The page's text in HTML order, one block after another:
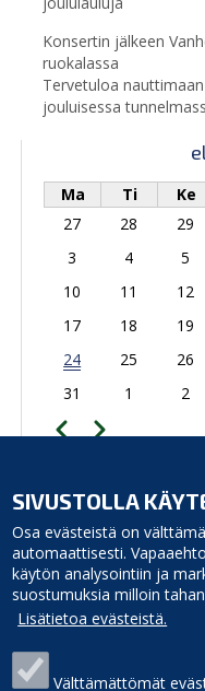
SIVUSTOLLA
Osa evästeistä on
automaattisesti.
käytön analysointiin ja
suostumuksia milloin
Lisätietoa evästeistä.
Välttämättömät
Konsertin jälkeen
ruokalassa
Tervetuloa
jouluisessa
Ma Ti Ke
27
28 29
3
4 5
10
11 12
17
18 19
24
25 26
31
1 2
Sivutus
EdellinenSeuraava
Koulukuja 11, 92350